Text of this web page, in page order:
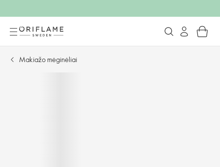
Makiažo mėginėliai